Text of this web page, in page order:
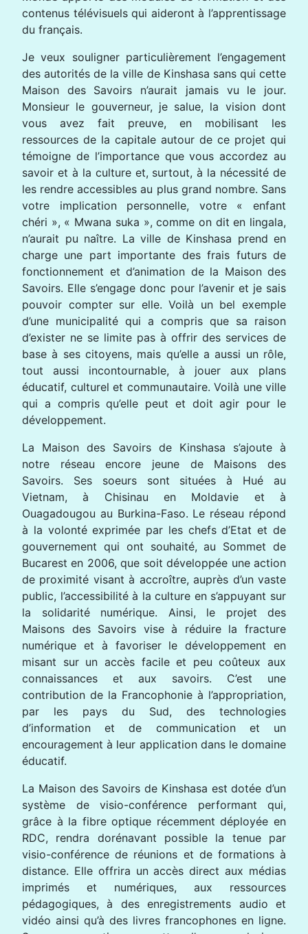
contenus télévisuels qui aideront à l’apprentissage
du français.
Je veux souligner particulièrement l’engagement
des autorités de la ville de Kinshasa sans qui cette
Maison des Savoirs n’aurait jamais vu le jour.
Monsieur le gouverneur, je salue, la vision dont
vous avez fait preuve, en mobilisant les
ressources de la capitale autour de ce projet qui
témoigne de l’importance que vous accordez au
savoir et à la culture et, surtout, à la nécessité de
les rendre accessibles au plus grand nombre. Sans
votre implication personnelle, votre « enfant
chéri », « Mwana suka », comme on dit en lingala,
n’aurait pu naître. La ville de Kinshasa prend en
charge une part importante des frais futurs de
fonctionnement et d’animation de la Maison des
Savoirs. Elle s’engage donc pour l’avenir et je sais
pouvoir compter sur elle. Voilà un bel exemple
d’une municipalité qui a compris que sa raison
d’exister ne se limite pas à offrir des services de
base à ses citoyens, mais qu’elle a aussi un rôle,
tout aussi incontournable, à jouer aux plans
éducatif, culturel et communautaire. Voilà une ville
qui a compris qu’elle peut et doit agir pour le
développement.
La Maison des Savoirs de Kinshasa s’ajoute à
notre réseau encore jeune de Maisons des
Savoirs. Ses soeurs sont situées à Hué au
Vietnam, à Chisinau en Moldavie et à
Ouagadougou au Burkina-Faso. Le réseau répond
à la volonté exprimée par les chefs d’Etat et de
gouvernement qui ont souhaité, au Sommet de
Bucarest en 2006, que soit développée une action
de proximité visant à accroître, auprès d’un vaste
public, l’accessibilité à la culture en s’appuyant sur
la solidarité numérique. Ainsi, le projet des
Maisons des Savoirs vise à réduire la fracture
numérique et à favoriser le développement en
misant sur un accès facile et peu coûteux aux
connaissances et aux savoirs. C’est une
contribution de la Francophonie à l’appropriation,
par les pays du Sud, des technologies
d’information et de communication et un
encouragement à leur application dans le domaine
éducatif.
La Maison des Savoirs de Kinshasa est dotée d’un
système de visio-conférence performant qui,
grâce à la fibre optique récemment déployée en
RDC, rendra dorénavant possible la tenue par
visio-conférence de réunions et de formations à
distance. Elle offrira un accès direct aux médias
imprimés et numériques, aux ressources
pédagogiques, à des enregistrements audio et
vidéo ainsi qu’à des livres francophones en ligne.